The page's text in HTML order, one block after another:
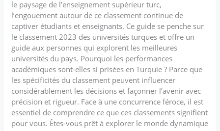
le paysage de l’enseignement supérieur turc,
l’engouement autour de ce classement continue de
captiver étudiants et enseignants. Ce guide se penche sur
le classement 2023 des universités turques et offre un
guide aux personnes qui explorent les meilleures
universités du pays. Pourquoi les performances
académiques sont-elles si prisées en Turquie ? Parce que
les spécificités du classement peuvent influencer
considérablement les décisions et façonner l’avenir avec
précision et rigueur. Face à une concurrence féroce, il est
essentiel de comprendre ce que ces classements signifient
pour vous. Êtes-vous prêt à explorer le monde dynamique